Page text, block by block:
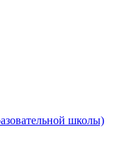
школы)